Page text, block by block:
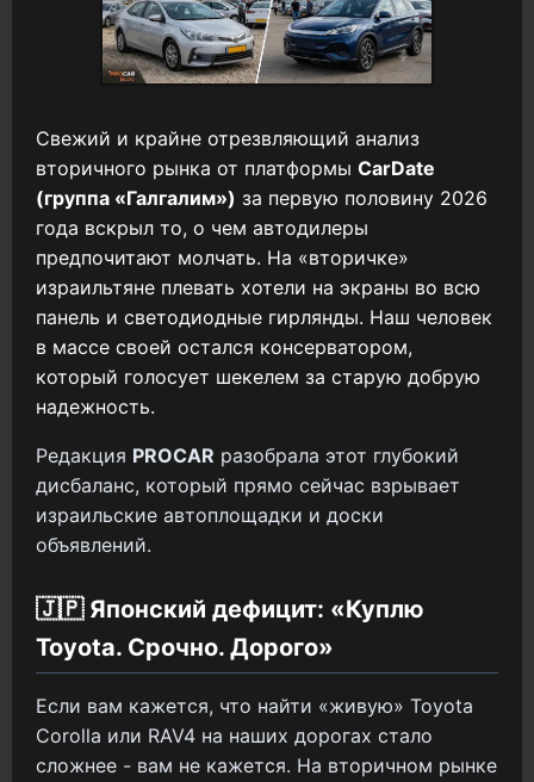
Свежий и крайне отрезвляющий анализ
вторичного рынка от платформы CarDate
(группа «Галгалим») за первую половину 2026
года вскрыл то, о чем автодилеры
предпочитают молчать. На «вторичке»
израильтяне плевать хотели на экраны во всю
панель и светодиодные гирлянды. Наш человек
в массе своей остался консерватором,
который голосует шекелем за старую добрую
надежность.
Редакция PROCAR разобрала этот глубокий
дисбаланс, который прямо сейчас взрывает
израильские автоплощадки и доски
объявлений.
🇯🇵 Японский дефицит: «Куплю
Toyota. Срочно. Дорого»
Если вам кажется, что найти «живую» Toyota
Corolla или RAV4 на наших дорогах стало
сложнее - вам не кажется. На вторичном рынке